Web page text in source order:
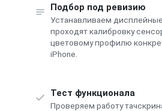
Подбор под ревизию
Устанавливаем
проходят калибровку
цветовому профилю
iPhone.
Тест функционала
Проверяем работу